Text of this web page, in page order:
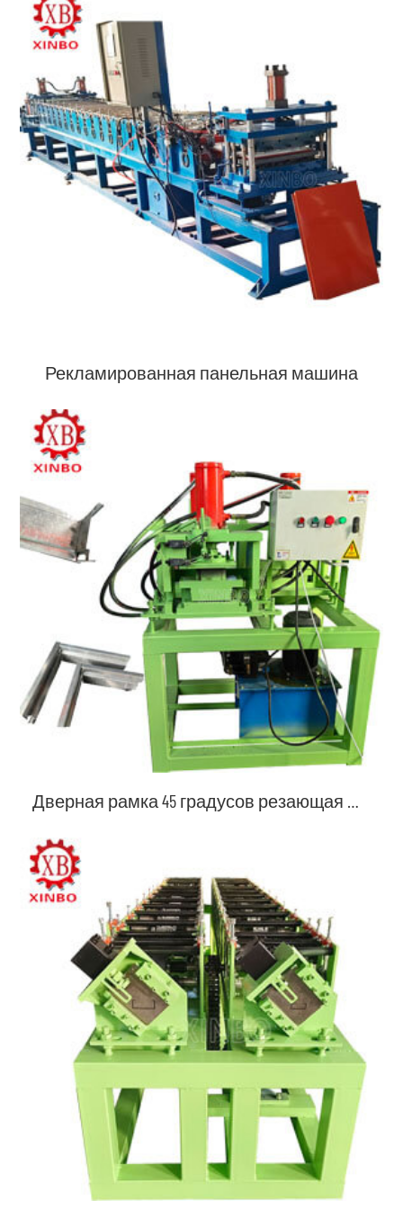
Рекламированная панельная машина
Дверная рамка 45 градусов резающая машина